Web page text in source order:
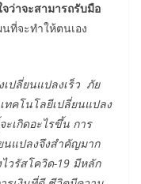
ว่าจะสามารถรับมือ
ที่จะทําให้ตนเอง
เปลี่ยนแปลงเร็ว ภัย
คโนโลยีเปลี่ยนแปลง
เกิดอะไรขึ้น การ
นแปลงจึงสําคัญมาก
วรัสโควิด-19 มีหลัก